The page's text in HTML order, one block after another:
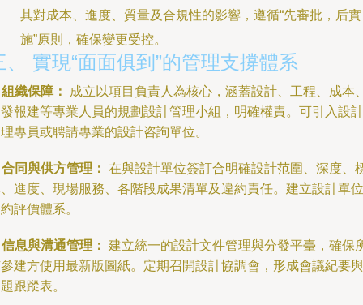
其對成本、進度、質量及合規性的影響，遵循“先審批，后實
施”原則，確保變更受控。
、 實現“面面俱到”的管理支撐體系
織保障：
成立以項目負責人為核心，涵蓋設計、工程、成本
報建等專業人員的規劃設計管理小組，明確權責。可引入設計
專員或聘請專業的設計咨詢單位。
同與供方管理： 在與設計單位簽訂合明確設計范圍、深度、
進度、現場服務、各階段成果清單及違約責任。建立設計單位
評價體系。
息與溝通管理： 建立統一的設計文件管理與分發平臺，確保
建方使用最新版圖紙。定期召開設計協調會，形成會議紀要與
跟蹤表。